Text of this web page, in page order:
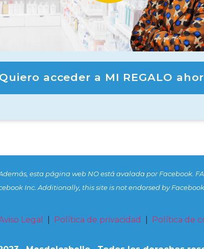
Quiero acceder a MI REGALO
esta página web NO está avalada por Facebook.
Inc. Additionally, this site is not endorsed by
Legal Política de privacidad Política de